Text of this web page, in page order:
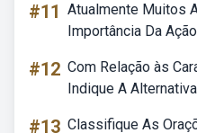
#11 Atualmente Muitos
Importância Da
#12 Com Relação às
Indique A
#13 Classifique As